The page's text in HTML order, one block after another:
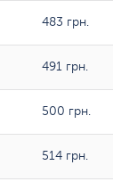
483 грн.
491 грн.
500 грн.
514 грн.